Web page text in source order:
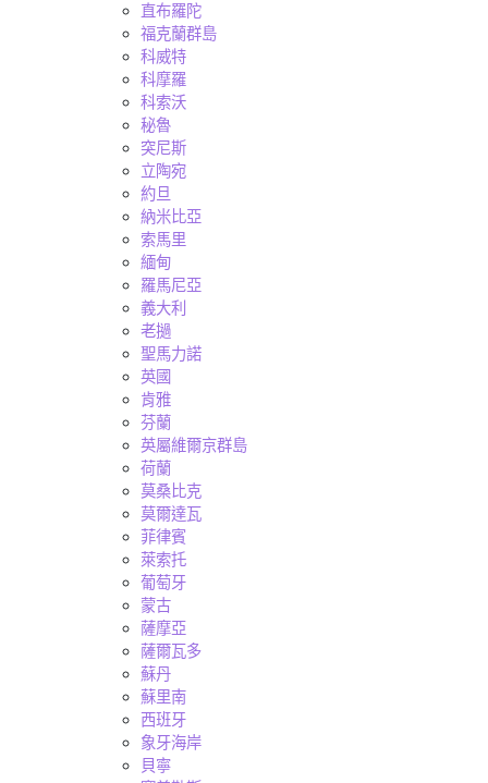
直布羅陀
福克蘭群島
科威特
科摩羅
科索沃
秘魯
突尼斯
立陶宛
約旦
納米比亞
索馬里
緬甸
羅馬尼亞
義大利
老撾
聖馬力諾
英國
肯雅
芬蘭
英屬維爾京群島
荷蘭
莫桑比克
莫爾達瓦
菲律賓
萊索托
葡萄牙
蒙古
薩摩亞
薩爾瓦多
蘇丹
蘇里南
西班牙
象牙海岸
貝寧